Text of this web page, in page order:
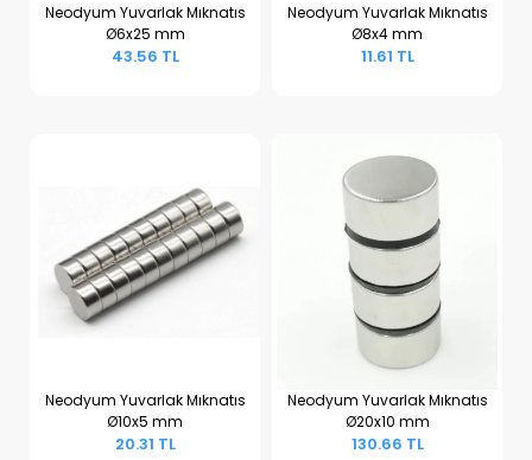
Sepete Ekle
Neodyum Yuvarlak Mıknatıs
Ø6x25 mm
43.56 TL
Sepete Ekle
Neodyum Yuvarlak Mıknatıs
Ø8x4 mm
11.61 TL
Sepete Ekle
Neodyum Yuvarlak Mıknatıs
Ø10x5 mm
20.31 TL
Sepete Ekle
Neodyum Yuvarlak Mıknatıs
Ø20x10 mm
130.66 TL